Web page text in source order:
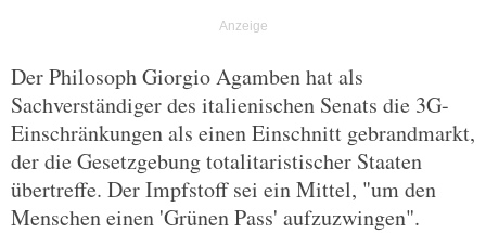
Der Philosoph Giorgio Agamben hat als
Sachverständiger des italienischen Senats die 3G-
Einschränkungen als einen Einschnitt gebrandmarkt,
der die Gesetzgebung totalitaristischer Staaten
übertreffe. Der Impfstoff sei ein Mittel, "um den
Menschen einen 'Grünen Pass' aufzuzwingen".